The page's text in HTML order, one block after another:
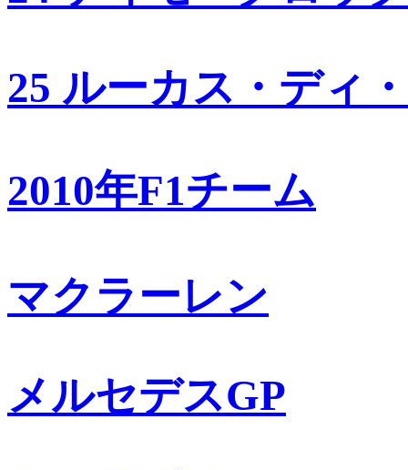
25 ルーカス・ディ
2010年F1チーム
マクラーレン
メルセデスGP